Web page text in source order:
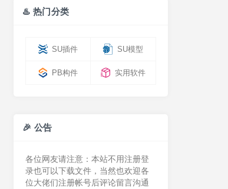
♨️ 热门分类
SU插件 SU模型
PB构件 实用软件
🎉 公告
各位网友请注意：本站不用注册登
录也可以下载文件，当然也欢迎各
位大佬们注册帐号后评论留言沟通